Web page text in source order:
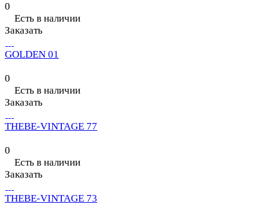
0
Есть в наличии
Заказать
GOLDEN 01
0
Есть в наличии
Заказать
THEBE-VINTAGE 77
0
Есть в наличии
Заказать
THEBE-VINTAGE 73